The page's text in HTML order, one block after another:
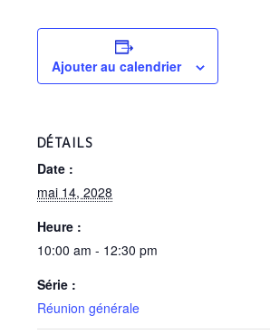
Ajouter au calendrier
DÉTAILS
Date :
mai 14, 2028
Heure :
10:00 am - 12:30 pm
Série :
Réunion générale